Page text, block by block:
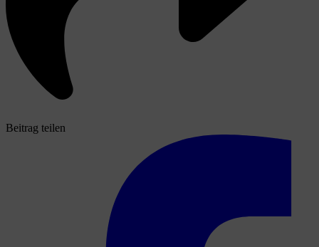
Beitrag teilen